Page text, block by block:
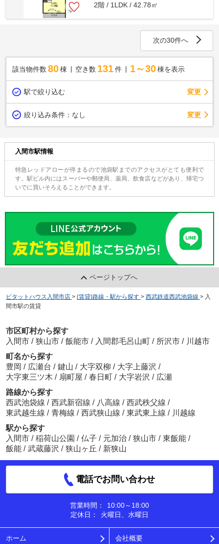
2階 / 1LDK / 42.78㎡
次の30件へ
該当物件数 80棟 空き数 131 件 1～30 棟を表示
駅で絞り込む 変更
絞り込み条件： なし 変更
入間市駅情報
特急レッドアローが停まるので池袋駅までのアクセスがとても便利で
す。駅ビル内にはスーパーや郵便局、薬局、飲食店などがあり、帰宅つ
いでに買いそろえることができます。
ページトップへ
ピタットハウス入間市店 > (賃貸)路線・駅から探す > 西武鉄道西武池袋線 > 入
間市駅の賃貸
市区町村から探す
入間市 / 狭山市 / 飯能市 / 入間郡毛呂山町 / 所沢市 / 川越市
町名から探す
豊岡 / 広瀬台 / 鍵山 / 大字双柳 / 大字上藤沢 /
大字東三ツ木 / 扇町屋 / 春日町 / 大字岩沢 / 広瀬
路線から探す
西武池袋線 / 西武新宿線 / 八高線 / 西武秩父線 /
東武越生線 / 青梅線 / 西武狭山線 / 東武東上線 / 川越線
駅から探す
入間市 / 稲荷山公園 / 仏子 / 元加治 / 狭山市 / 東飯能 /
飯能 / 武蔵藤沢 / 狭山ヶ丘 / 新狭山
電話でお問い合わせ
営業時間：
10:00～18:00
定休日：
火曜日、水曜日
ホーム 会社概要